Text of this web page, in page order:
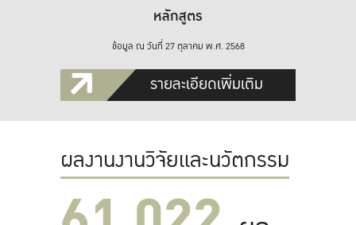
หลักสูตร
ข้อมูล ณ วันที่ 27 ตุลาคม พ.ศ. 2568
รายละเอียดเพิ่มเติม
ผลงานงานวิจัยและนวัตกรรม